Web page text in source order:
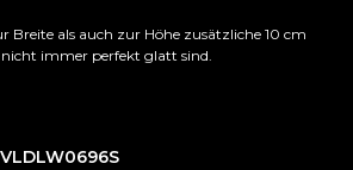
Breite als auch zur Höhe zusätzliche 10 cm
immer perfekt glatt sind.
VLDLW0696S